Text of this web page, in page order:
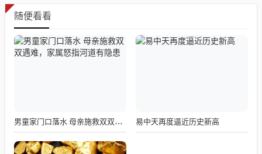
随便看看
男童家门口落水 母亲施救双双遇难，家属怒指河道有隐患 易中天再度逼近历史新高